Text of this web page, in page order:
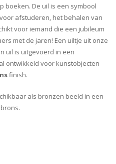
boeken. De uil is een symbool
voor afstuderen, het behalen van
voor iemand die een jubileum
met de jaren! Een uiltje uit onze
uil is uitgevoerd in een
ontwikkeld voor kunstobjecten
finish.
als bronzen beeld in een